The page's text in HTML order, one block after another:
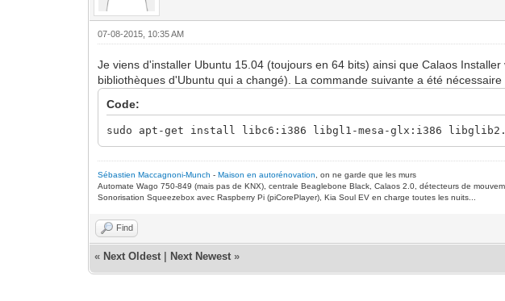
07-08-2015, 10:35 AM
Je viens d'installer Ubuntu 15.04 (toujours en 64 bits) ainsi que Calaos
bibliothèques d'Ubuntu qui a changé). La commande suivante a été nécessaire
Code:
sudo apt-get install libc6:i386 libgl1-mesa-glx:i386
Sébastien Maccagnoni-Munch -Maison en autorénovation
, on ne garde que les murs
Automate Wago 750-849 (mais pas de KNX), centrale Beaglebone Black, Calaos 2.0, détecteurs de
Sonorisation Squeezebox avec Raspberry Pi (piCorePlayer), Kia Soul EV en charge toutes les nuits...
Find
« Next Oldest Next Newest »